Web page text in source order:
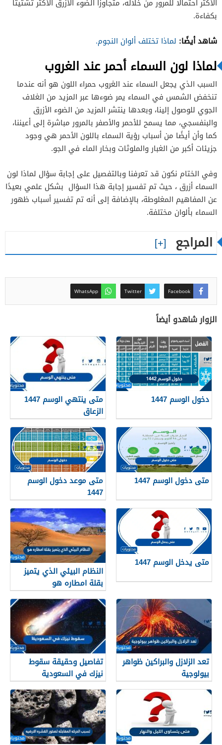
الأكثر احتمالا للمرور من خلاله، متجاوزًا الضوء الأزرق الأكثر تشتيتًا
بكفاءة.
شاهد أيضًا: لماذا تختلف ألوان النجوم.
لماذا لون السماء أحمرعند الغروب
السبب الذي يجعل السماء عند الغروب حمراء اللون هو أنه عندما
تنخفض الشمس في السماء يمر ضوءها عبر المزيد من الغلاف
الجوي للوصول إلينا، وبعدها ينتشر المزيد من الضوء الأزرق
والبنفسجي، مما يسمح للأحمر والأصفر بالمرور مباشرة إلى أعيننا،
كما وأن أيضًا من أسباب رؤية السماء باللون الأحمر هي وجود
جزيئات أكبر من الغبار والملوثات وبخار الماء في الجو.
وفي الختام نكون قد تعرفنا وبالتفصيل على إجابة سؤال لماذا لون
السماء أزرق ، حيث تم تفسير إجابة هذا السؤال بشكل علمي بعيدًا
عن المفاهيم المغلوطة، بالإضافة إلى أنه تم تفسير أسباب ظهور
السماء بألوان مختلفة.
المراجع
Facebook
Twitter
WhatsApp
الزوار شاهدو أيضاً
دخول الوسم 1447
متى ينتهي الوسم 1447
الزعاق
متى دخول الوسم 1447
متى موعد دخول الوسم
1447
متى يدخل الوسم 1447
النظام البيئي الذي يتميز
بقلة امطاره هو
تعد الزلازل والبراكين ظواهر
بيولوجية
تفاصيل وحقيقة سقوط
نيزك في السعودية